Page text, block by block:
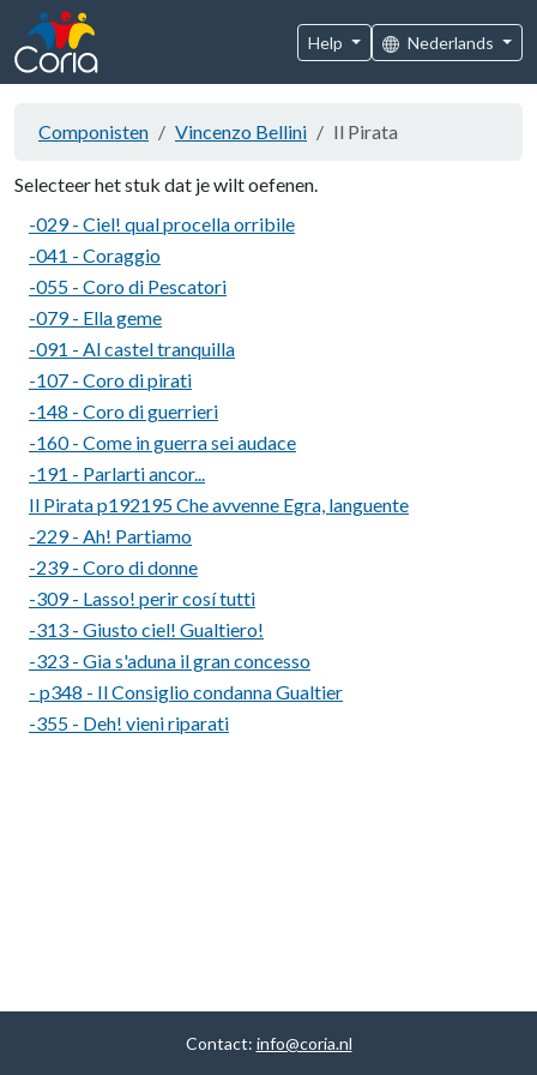
Help Nederlands
Componisten Vincenzo Bellini Il Pirata
Selecteer het stuk dat je wilt oefenen.
-029 - Ciel! qual procella orribile
-041 - Coraggio
-055 - Coro di Pescatori
-079 - Ella geme
-091 - Al castel tranquilla
-107 - Coro di pirati
-148 - Coro di guerrieri
-160 - Come in guerra sei audace
-191 - Parlarti ancor...
Il Pirata p192195 Che avvenne Egra, languente
-229 - Ah! Partiamo
-239 - Coro di donne
-309 - Lasso! perir cosí tutti
-313 - Giusto ciel! Gualtiero!
-323 - Gia s'aduna il gran concesso
- p348 - Il Consiglio condanna Gualtier
-355 - Deh! vieni riparati
Contact: info@coria.nl